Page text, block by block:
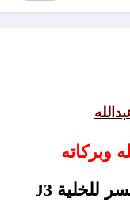
وبركاته
ماذا لو أردت أن يكون الحد الأيسر للخلية J3